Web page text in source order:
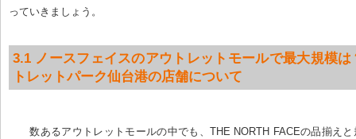
っていきましょう。
3.1 ノースフェイスのアウトレットモールで最大規模は
トレットパーク仙台港の店舗について
数あるアウトレットモールの中でも、THE NORTH FACEの品揃え